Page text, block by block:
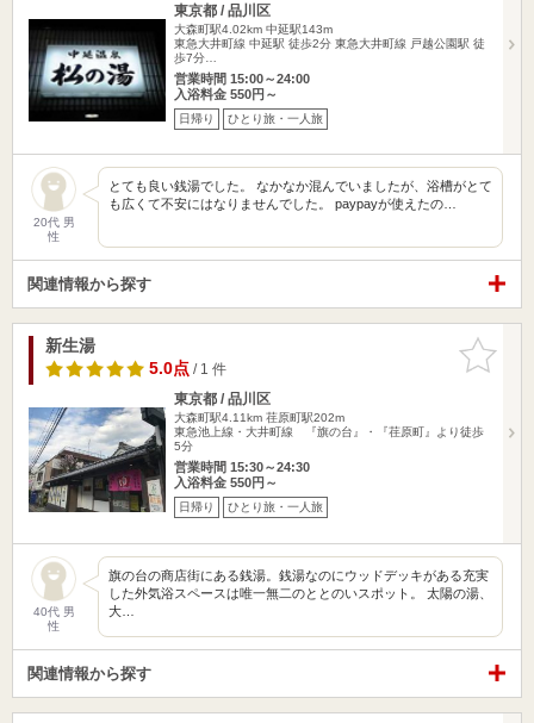
東京都 / 品川区
大森町駅4.02km 中延駅143m
東急大井町線 中延駅 徒歩2分 東急大井町線 戸越公園駅 徒
歩7分…
営業時間 15:00～24:00
入浴料金 550円～
日帰り ひとり旅・一人旅
20代 男
性
とても良い銭湯でした。 なかなか混んでいましたが、浴槽がとて
も広くて不安にはなりませんでした。 paypayが使えたの…
関連情報から探す
お気に入
りに追加
新生湯
5.0点/ 1 件
東京都 / 品川区
大森町駅4.11km 荏原町駅202m
東急池上線・大井町線 『旗の台』・『荏原町』より徒歩
5分
営業時間 15:30～24:30
入浴料金 550円～
日帰り ひとり旅・一人旅
40代 男
性
旗の台の商店街にある銭湯。銭湯なのにウッドデッキがある充実
した外気浴スペースは唯一無二のととのいスポット。 太陽の湯、
大…
関連情報から探す